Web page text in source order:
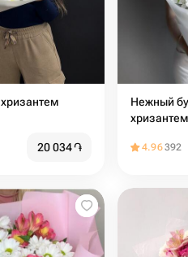
20 034֏
Нежный
4.96392